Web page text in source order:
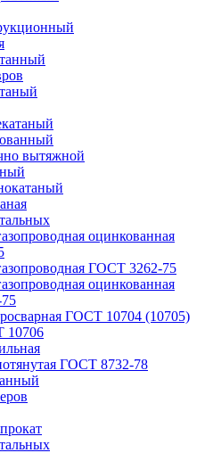
вытяжной
оцинкованная
ГОСТ 3262-75
оцинкованная
ГОСТ 10704 (10705)
10706
ГОСТ 8732-78